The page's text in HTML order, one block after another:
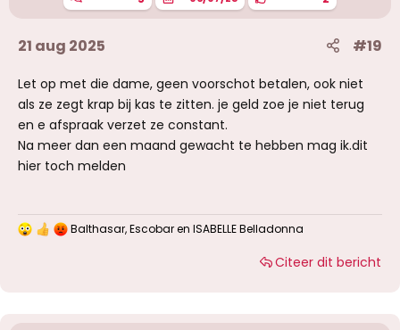
21 aug 2025 #19
Let op met die dame, geen voorschot betalen, ook niet
als ze zegt krap bij kas te zitten. je geld zoe je niet terug
en e afspraak verzet ze constant.
Na meer dan een maand gewacht te hebben mag ik.dit
hier toch melden
W
Balthasar,Escobaren ISABELLE Belladonna
Citeer dit bericht